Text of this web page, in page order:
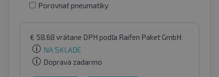
Porovnať pneumatiky
€ 58.68 vrátane DPH podľa Raifen Paket GmbH
NA SKLADE
Doprava zadarmo